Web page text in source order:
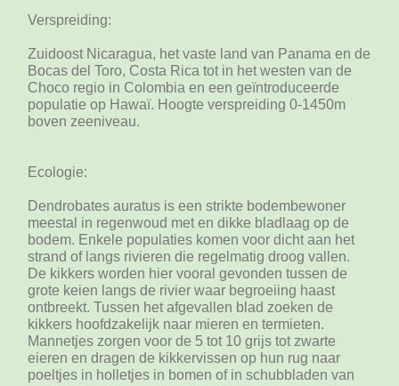
Verspreiding:
Zuidoost Nicaragua, het vaste land van Panama en de
Bocas del Toro, Costa Rica tot in het westen van de
Choco regio in Colombia en een geïntroduceerde
populatie op Hawaï. Hoogte verspreiding 0-1450m
boven zeeniveau.
Ecologie:
Dendrobates auratus is een strikte bodembewoner
meestal in regenwoud met en dikke bladlaag op de
bodem. Enkele populaties komen voor dicht aan het
strand of langs rivieren die regelmatig droog vallen.
De kikkers worden hier vooral gevonden tussen de
grote keien langs de rivier waar begroeiing haast
ontbreekt. Tussen het afgevallen blad zoeken de
kikkers hoofdzakelijk naar mieren en termieten.
Mannetjes zorgen voor de 5 tot 10 grijs tot zwarte
eieren en dragen de kikkervissen op hun rug naar
poeltjes in holletjes in bomen of in schubbladen van